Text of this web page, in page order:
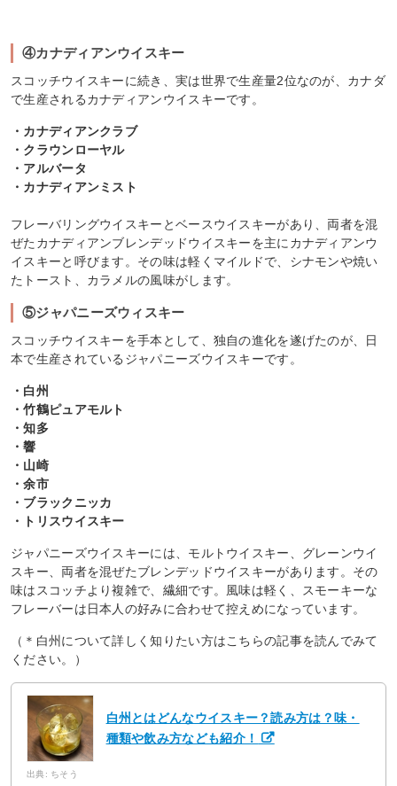
④カナディアンウイスキー
スコッチウイスキーに続き、実は世界で生産量2位なのが、カナダ
で生産されるカナディアンウイスキーです。
・カナディアンクラブ
・クラウンローヤル
・アルバータ
・カナディアンミスト
フレーバリングウイスキーとベースウイスキーがあり、両者を混
ぜたカナディアンブレンデッドウイスキーを主にカナディアンウ
イスキーと呼びます。その味は軽くマイルドで、シナモンや焼い
たトースト、カラメルの風味がします。
⑤ジャパニーズウィスキー
スコッチウイスキーを手本として、独自の進化を遂げたのが、日
本で生産されているジャパニーズウイスキーです。
・白州
・竹鶴ピュアモルト
・知多
・響
・山崎
・余市
・ブラックニッカ
・トリスウイスキー
ジャパニーズウイスキーには、モルトウイスキー、グレーンウイ
スキー、両者を混ぜたブレンデッドウイスキーがあります。その
味はスコッチより複雑で、繊細です。風味は軽く、スモーキーな
フレーバーは日本人の好みに合わせて控えめになっています。
（＊白州について詳しく知りたい方はこちらの記事を読んでみて
ください。）
白州とはどんなウイスキー？読み方は？味・
種類や飲み方なども紹介！
出典: ちそう